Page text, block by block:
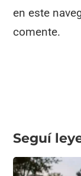
en este
comente.
Seguí